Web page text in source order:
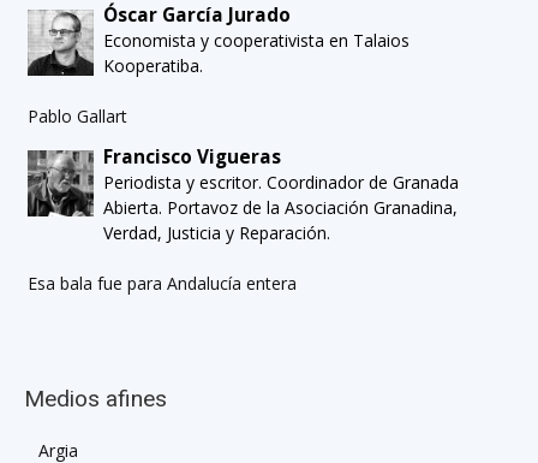
Óscar García Jurado
Economista y cooperativista en Talaios
Kooperatiba.
Pablo Gallart
Francisco Vigueras
Periodista y escritor. Coordinador de Granada
Abierta. Portavoz de la Asociación Granadina,
Verdad, Justicia y Reparación.
Esa bala fue para Andalucía entera
Medios afines
Argia